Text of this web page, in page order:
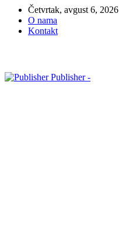
Četvrtak, avgust 6, 2026
O nama
Kontakt
Publisher -